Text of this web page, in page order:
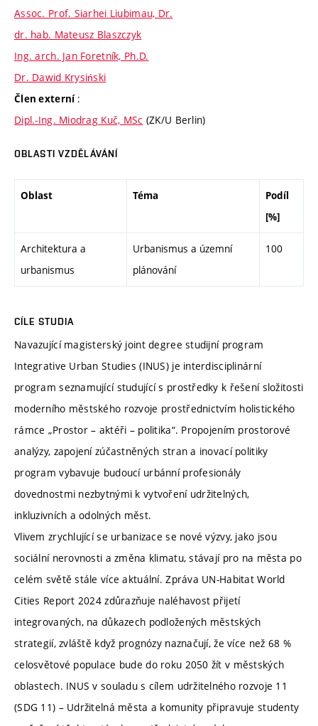
Assoc. Prof. Siarhei Liubimau, Dr.
dr. hab. Mateusz Blaszczyk
Ing. arch. Jan Foretník, Ph.D.
Dr. Dawid Krysiński
Člen externí :
Dipl.-Ing. Miodrag Kuč, MSc (ZK/U Berlin)
OBLASTI VZDĚLÁVÁNÍ
Oblast Téma
Podíl
[%]
Architektura a
urbanismus
Urbanismus a územní
plánování
100
CÍLE STUDIA
Navazující magisterský joint degree studijní program
Integrative Urban Studies (INUS) je interdisciplinární
program seznamující studující s prostředky k řešení složitosti
moderního městského rozvoje prostřednictvím holistického
rámce „Prostor – aktéři – politika“. Propojením prostorové
analýzy, zapojení zúčastněných stran a inovací politiky
program vybavuje budoucí urbánní profesionály
dovednostmi nezbytnými k vytvoření udržitelných,
inkluzivních a odolných měst.
Vlivem zrychlující se urbanizace se nové výzvy, jako jsou
sociální nerovnosti a změna klimatu, stávají pro na města po
celém světě stále více aktuální. Zpráva UN-Habitat World
Cities Report 2024 zdůrazňuje naléhavost přijetí
integrovaných, na důkazech podložených městských
strategií, zvláště když prognózy naznačují, že více než 68 %
celosvětové populace bude do roku 2050 žít v městských
oblastech. INUS v souladu s cílem udržitelného rozvoje 11
(SDG 11) – Udržitelná města a komunity připravuje studenty